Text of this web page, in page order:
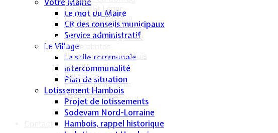
L'église St Léger
Croix de la Passion
Historique des cloches
Chapelle Ste Appoline
Galeries de photos
Lommerange autrefois
Lavoirs
Paysages
Écoles & Villageois
Église, chapelle...
Le mot du Maire
CR des conseils municipaux
Service administratif
Le Village
La salle communale
Intercommunalité
Plan de situation
Lotissement Hambois
Projet de lotissements
Sodevam Nord-Lorraine
Hambois, rappel historique